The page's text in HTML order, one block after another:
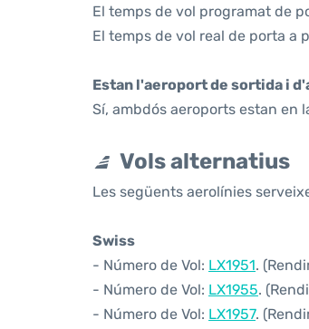
El temps de vol programat de
El temps de vol real de porta a
Estan l'aeroport de sortida i
Sí, ambdós aeroports estan en
Vols alternatius
Les següents aerolínies
Swiss
- Número de Vol: LX1951.
- Número de Vol: LX1955.
- Número de Vol: LX1957.